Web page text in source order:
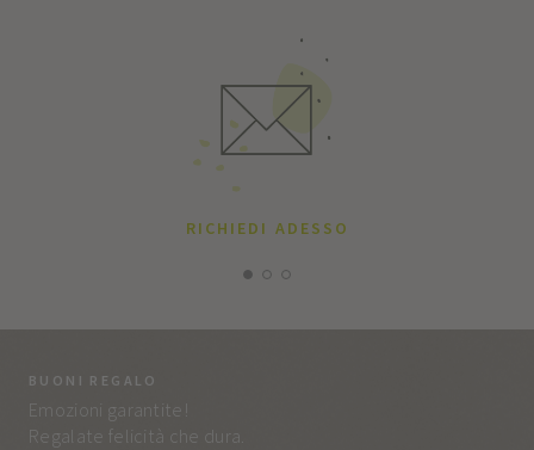
RICHIEDI ADESSO
BUONI REGALO
Emozioni garantite!
Regalate felicità che dura.